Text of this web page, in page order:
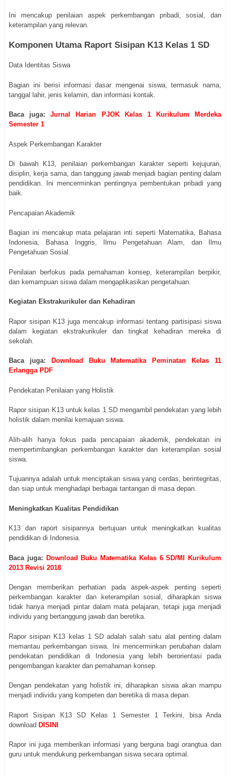
Ini mencakup penilaian aspek perkembangan pribadi, sosial, dan
keterampilan yang relevan.
Komponen Utama Raport Sisipan K13 Kelas 1 SD
Data Identitas Siswa
Bagian ini berisi informasi dasar mengenai siswa, termasuk nama,
tanggal lahir, jenis kelamin, dan informasi kontak.
Baca juga:Jurnal Harian PJOK Kelas 1 Kurikulum Merdeka
Semester 1
Aspek Perkembangan Karakter
Di bawah K13, penilaian perkembangan karakter seperti kejujuran,
disiplin, kerja sama, dan tanggung jawab menjadi bagian penting dalam
pendidikan. Ini mencerminkan pentingnya pembentukan pribadi yang
baik.
Pencapaian Akademik
Bagian ini mencakup mata pelajaran inti seperti Matematika, Bahasa
Indonesia, Bahasa Inggris, Ilmu Pengetahuan Alam, dan Ilmu
Pengetahuan Sosial.
Penilaian berfokus pada pemahaman konsep, keterampilan berpikir,
dan kemampuan siswa dalam mengaplikasikan pengetahuan.
Kegiatan Ekstrakurikuler dan Kehadiran
Rapor sisipan K13 juga mencakup informasi tentang partisipasi siswa
dalam kegiatan ekstrakurikuler dan tingkat kehadiran mereka di
sekolah.
Baca juga:
Download Buku Matematika Peminatan Kelas 11
Erlangga PDF
Pendekatan Penilaian yang Holistik
Rapor sisipan K13 untuk kelas 1 SD mengambil pendekatan yang lebih
holistik dalam menilai kemajuan siswa.
Alih-alih hanya fokus pada pencapaian akademik, pendekatan ini
mempertimbangkan perkembangan karakter dan keterampilan sosial
siswa.
Tujuannya adalah untuk menciptakan siswa yang cerdas, berintegritas,
dan siap untuk menghadapi berbagai tantangan di masa depan.
Meningkatkan Kualitas Pendidikan
K13 dan raport sisipannya bertujuan untuk meningkatkan kualitas
pendidikan di Indonesia.
Baca juga: Download Buku Matematika Kelas 6 SD/MI Kurikulum
2013 Revisi 2018
Dengan memberikan perhatian pada aspek-aspek penting seperti
perkembangan karakter dan keterampilan sosial, diharapkan siswa
tidak hanya menjadi pintar dalam mata pelajaran, tetapi juga menjadi
individu yang bertanggung jawab dan beretika.
Rapor sisipan K13 kelas 1 SD adalah salah satu alat penting dalam
memantau perkembangan siswa. Ini mencerminkan perubahan dalam
pendekatan pendidikan di Indonesia yang lebih berorientasi pada
pengembangan karakter dan pemahaman konsep.
Dengan pendekatan yang holistik ini, diharapkan siswa akan mampu
menjadi individu yang kompeten dan beretika di masa depan.
Raport Sisipan K13 SD Kelas 1 Semester 1 Terkini, bisa Anda
download DISINI
Rapor ini juga memberikan informasi yang berguna bagi orangtua dan
guru untuk mendukung perkembangan siswa secara optimal.